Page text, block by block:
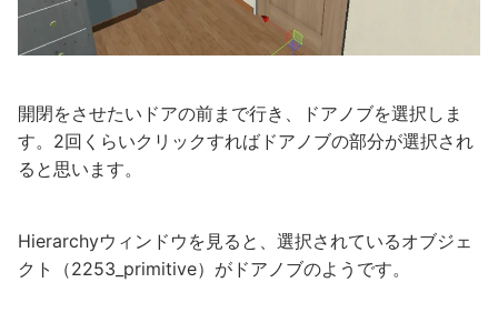
開閉をさせたいドアの前まで行き、ドアノブを選択しま
す。2回くらいクリックすればドアノブの部分が選択され
ると思います。
Hierarchyウィンドウを見ると、選択されているオブジェ
クト（2253_primitive）がドアノブのようです。